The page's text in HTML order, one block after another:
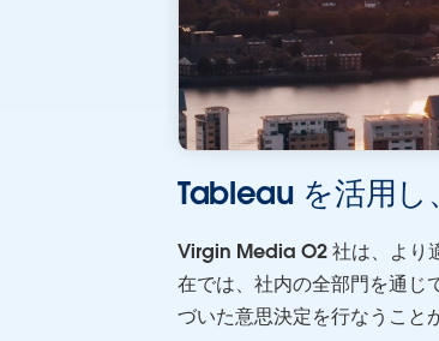
Tableau を活用
Virgin Media O2 社は、より
在では、社内の全部門を通じ
づいた意思決定を行なうこと